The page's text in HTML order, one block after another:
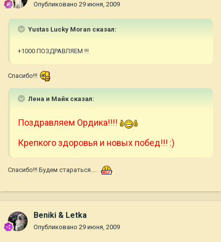
Опубликовано 29 июня, 2009
Yustas Lucky Moran сказал:
+1000 ПОЗДРАВЛЯЕМ !!!
Спасибо!!!
Лена и Майк сказал:
Поздравляем Ордика!!!!
Крепкого здоровья и новых побед!!! :)
Спасибо!!! Будем стараться....
Beniki & Letka
Опубликовано 29 июня, 2009